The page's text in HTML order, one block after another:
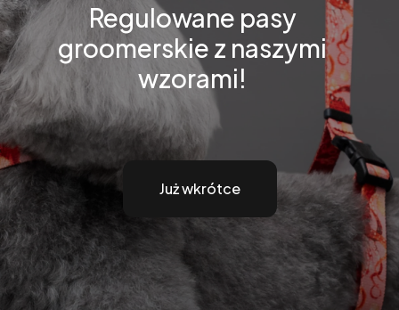
Regulowane pasy
groomerskie z naszymi
wzorami!
Już wkrótce